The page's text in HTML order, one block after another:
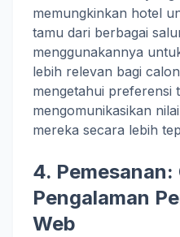
memungkinkan hotel
tamu dari berbagai
menggunakannya
lebih relevan bagi
mengetahui preferensi
mengomunikasikan
mereka secara lebih
4. Pemesanan:
Pengalaman
Web